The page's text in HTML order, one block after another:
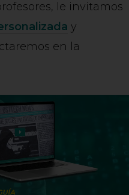
le invitamos
y
en la